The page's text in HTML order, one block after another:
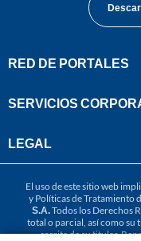
RED DE PORTALES
SERVICIOS
LEGAL
El uso de este sitio web
y Políticas de Tratamiento
S.A.Todos los Derechos
total o parcial, así como
escrita de su titular.